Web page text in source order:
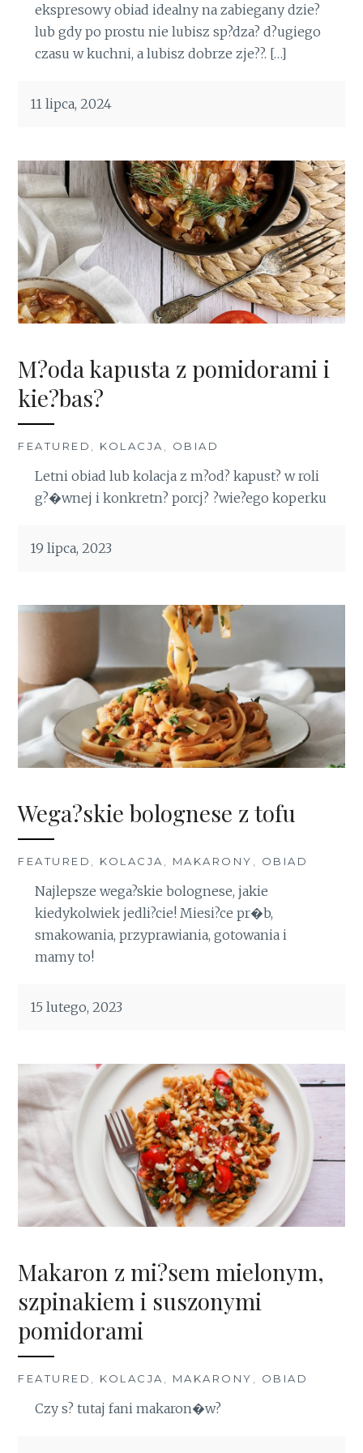
ekspresowy obiad idealny na zabiegany dzie?
lub gdy po prostu nie lubisz sp?dza? d?ugiego
czasu w kuchni, a lubisz dobrze zje??. […]
11 lipca, 2024
M?oda kapusta z pomidorami i
kie?bas?
FEATURED , KOLACJA , OBIAD
Letni obiad lub kolacja z m?od? kapust? w roli
g?�wnej i konkretn? porcj? ?wie?ego koperku
19 lipca, 2023
Wega?skie bolognese z tofu
FEATURED , KOLACJA , MAKARONY , OBIAD
Najlepsze wega?skie bolognese, jakie
kiedykolwiek jedli?cie! Miesi?ce pr�b,
smakowania, przyprawiania, gotowania i
mamy to!
15 lutego, 2023
Makaron z mi?sem mielonym,
szpinakiem i suszonymi
pomidorami
FEATURED , KOLACJA , MAKARONY , OBIAD
Czy s? tutaj fani makaron�w?